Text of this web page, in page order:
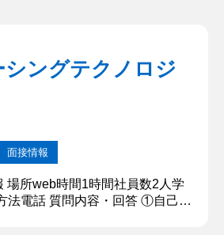
や建築、環境、動物、力学など
います。私が所属している研究
シングテクノロジ
面接情報
場所web時間1時間社員数2人学
法電話 質問内容・回答 ①自己紹